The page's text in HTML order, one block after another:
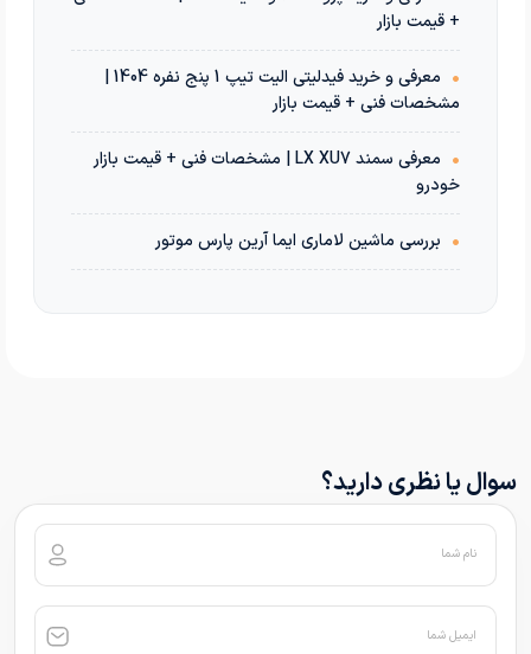
+ قیمت بازار
•
معرفی و خرید فیدلیتی الیت تیپ 1 پنج نفره 1404 |
مشخصات فنی + قیمت بازار
•
معرفی سمند LX XU7 | مشخصات فنی + قیمت بازار
خودرو
• بررسی ماشین لاماری ایما آرین پارس موتور
سوال یا نظری دارید؟
نام شما
ایمیل شما